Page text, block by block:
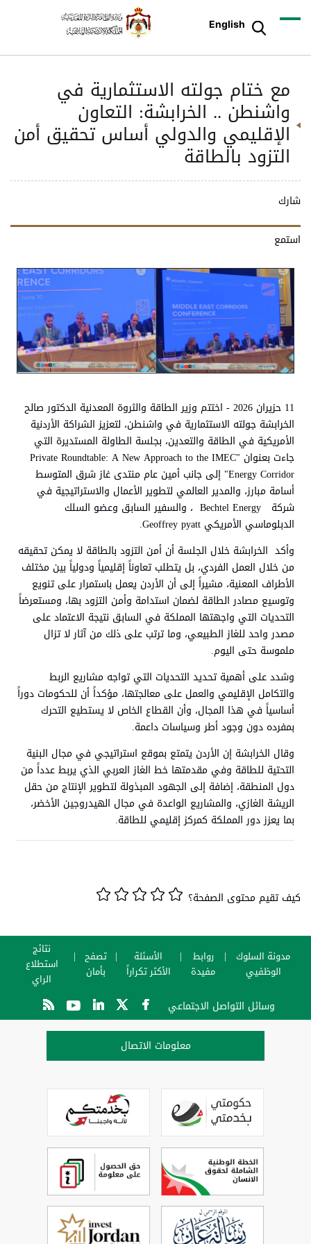
English
مع ختام جولته الاستثمارية في
واشنطن .. الخرابشة: التعاون
الإقليمي والدولي أساس تحقيق أمن
التزود بالطاقة
شارك
استمع
11 حزيران 2026 - اختتم وزير الطاقة والثروة المعدنية الدكتور صالح
الخرابشة جولته الاستثمارية في واشنطن، لتعزيز الشراكة الأردنية
الأمريكية في الطاقة والتعدين، بجلسة الطاولة المستديرة التي
جاءت بعنوان "Private Roundtable: A New Approach to the IMEC
Energy Corridor" إلى جانب أمين عام منتدى غاز شرق المتوسط
أسامة مبارز، والمدير العالمي لتطوير الأعمال والاستراتيجية في
شركة Bechtel Energy ، والسفير السابق وعضو السلك
الدبلوماسي الأمريكي Geoffrey pyatt.
وأكد الخرابشة خلال الجلسة أن أمن التزود بالطاقة لا يمكن تحقيقه
من خلال العمل الفردي، بل يتطلب تعاوناً إقليمياً ودولياً بين مختلف
الأطراف المعنية، مشيراً إلى أن الأردن يعمل باستمرار على تنويع
وتوسيع مصادر الطاقة لضمان استدامة وأمن التزود بها، ومستعرضاً
التحديات التي واجهتها المملكة في السابق نتيجة الاعتماد على
مصدر واحد للغاز الطبيعي، وما ترتب على ذلك من آثار لا تزال
ملموسة حتى اليوم.
وشدد على أهمية تحديد التحديات التي تواجه مشاريع الربط
والتكامل الإقليمي والعمل على معالجتها، مؤكداً أن للحكومات دوراً
أساسياً في هذا المجال، وأن القطاع الخاص لا يستطيع التحرك
بمفرده دون وجود أطر وسياسات داعمة.
وقال الخرابشة إن الأردن يتمتع بموقع استراتيجي في مجال البنية
التحتية للطاقة وفي مقدمتها خط الغاز العربي الذي يربط عدداً من
دول المنطقة، إضافة إلى الجهود المبذولة لتطوير الإنتاج من حقل
الريشة الغازي، والمشاريع الواعدة في مجال الهيدروجين الأخضر،
بما يعزز دور المملكة كمركز إقليمي للطاقة.
كيف تقيم محتوى الصفحة؟
مدونة السلوك
الوظفيي
روابط
مفيدة
الأسئلة
الأكثر تكراراً
تصفح
بأمان
نتائج
استطلاع
الراي
وسائل التواصل الاجتماعي
معلومات الاتصال